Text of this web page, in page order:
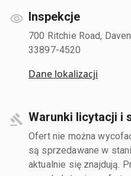
Inspekcje
700 Ritchie Road,
33897-4520
Dane lokalizacji
Warunki licytacji i
Ofert nie można
są sprzedawane w
aktualnie się znajdują.